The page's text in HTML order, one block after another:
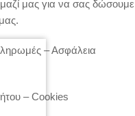
μας για να σας δώσουμε
– Ασφάλεια
– Cookies